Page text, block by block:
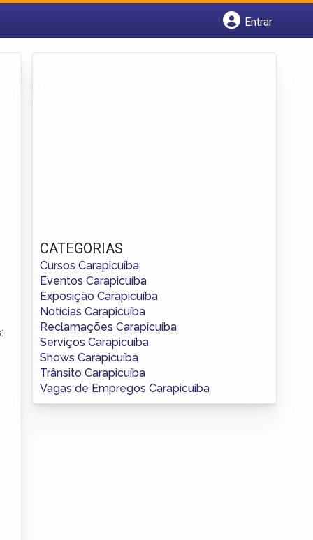
Entrar
CATEGORIAS
Cursos Carapicuíba
Eventos Carapicuíba
Exposição Carapicuíba
Notícias Carapicuíba
Reclamações Carapicuíba
Serviços Carapicuíba
Shows Carapicuíba
Trânsito Carapicuíba
Vagas de Empregos Carapicuíba